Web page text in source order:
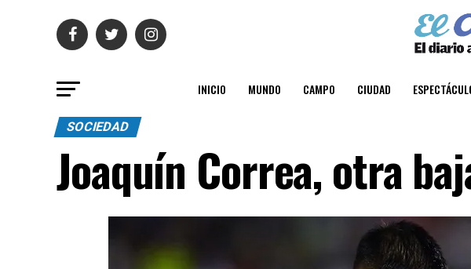
INICIO MUNDO CAMPO CIUDAD
SOCIEDAD
Joaquín Correa, otra